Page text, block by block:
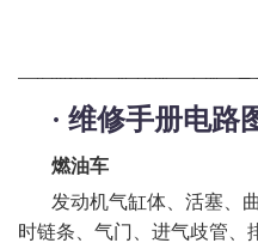
· 维修手册电路
燃油车
发动机气缸体、活塞、
时链条、气门、进气歧管、